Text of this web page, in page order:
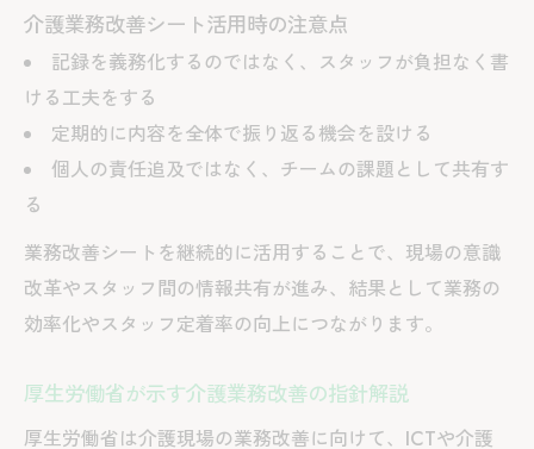
介護業務改善シート活用時の注意点
記録を義務化するのではなく、スタッフが負担なく書
ける工夫をする
定期的に内容を全体で振り返る機会を設ける
個人の責任追及ではなく、チームの課題として共有す
る
業務改善シートを継続的に活用することで、現場の意識
改革やスタッフ間の情報共有が進み、結果として業務の
効率化やスタッフ定着率の向上につながります。
厚生労働省が示す介護業務改善の指針解説
厚生労働省は介護現場の業務改善に向けて、ICTや介護